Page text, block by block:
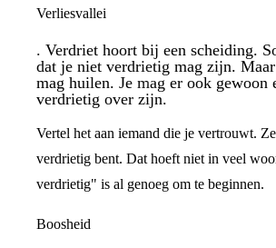
Verliesvallei
. Verdriet hoort bij een scheiding.
dat je niet verdrietig mag zijn. Maar
mag huilen. Je mag er ook gewoon
verdrietig over zijn.
Vertel het aan iemand die je vertrouwt.
verdrietig bent. Dat hoeft niet in veel
verdrietig" is al genoeg om te beginnen.
Boosheid